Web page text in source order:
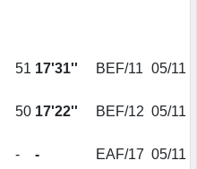
51 17'31'' BEF/11 05/11
50 17'22'' BEF/12 05/11
- - EAF/17 05/11